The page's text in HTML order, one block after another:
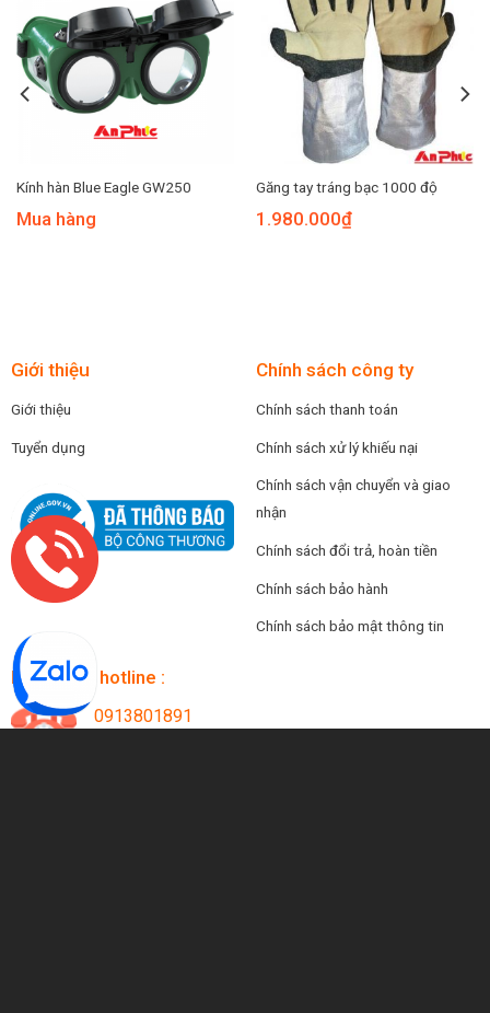
Kính hàn Blue Eagle GW250
Mua hàng
Găng tay tráng bạc 1000 độ
1.980.000₫
Giới thiệu
Giới thiệu
Tuyển dụng
Chính sách công ty
Chính sách thanh toán
Chính sách xử lý khiếu nại
Chính sách vận chuyển và giao
nhận
Chính sách đổi trả, hoàn tiền
Chính sách bảo hành
Chính sách bảo mật thông tin
Liên hệ số hotline :
0913801891